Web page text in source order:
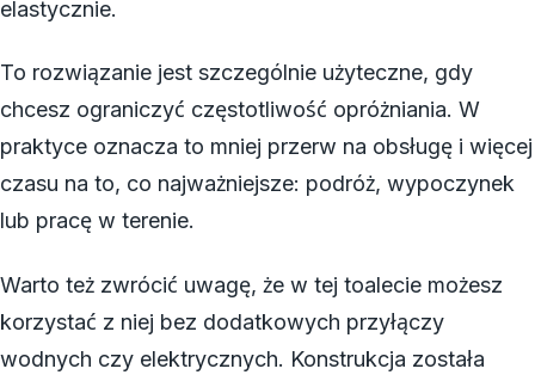
elastycznie.
To rozwiązanie jest szczególnie użyteczne, gdy
chcesz ograniczyć częstotliwość opróżniania. W
praktyce oznacza to mniej przerw na obsługę i więcej
czasu na to, co najważniejsze: podróż, wypoczynek
lub pracę w terenie.
Warto też zwrócić uwagę, że w tej toalecie możesz
korzystać z niej bez dodatkowych przyłączy
wodnych czy elektrycznych. Konstrukcja została